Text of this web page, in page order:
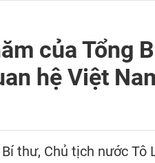
của Tổng
hệ Việt
thư, Chủ tịch nước Tô